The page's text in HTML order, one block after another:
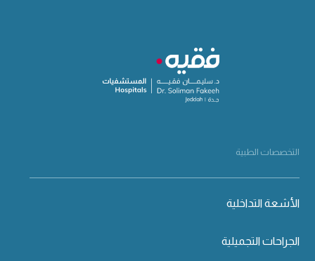
التخصصات الطبية
الأشعة التداخلية
الجراحات التجميلية